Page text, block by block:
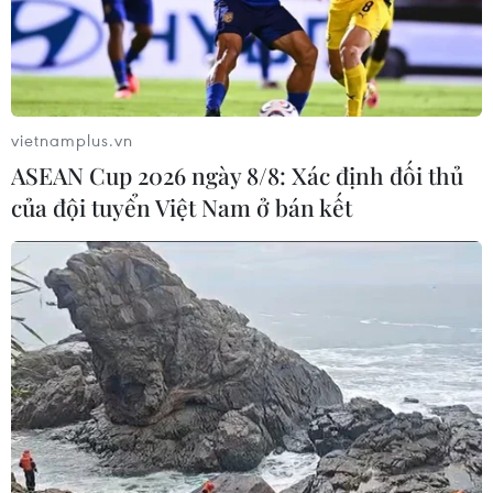
Trong các tháng tới, nếu duy trì được đà tăng trưởng và
tháo gỡ các khó khăn hiện tại, tổng kim ngạch thủy sản
cả năm 2026 có thể tăng thêm khoảng 1 tỷ USD so với
mức khoảng 11,3 tỷ USD của năm 2025.
vietnamplus.vn
ASEAN Cup 2026 ngày 8/8: Xác định đối thủ
của đội tuyển Việt Nam ở bán kết